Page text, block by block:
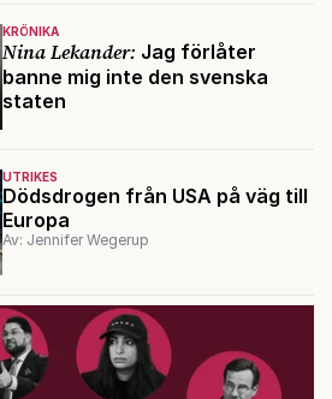
KRÖNIKA
Nina Lekander: Jag förlåter
banne mig inte den svenska
staten
UTRIKES
Dödsdrogen från USA på väg till
Europa
Av: Jennifer Wegerup